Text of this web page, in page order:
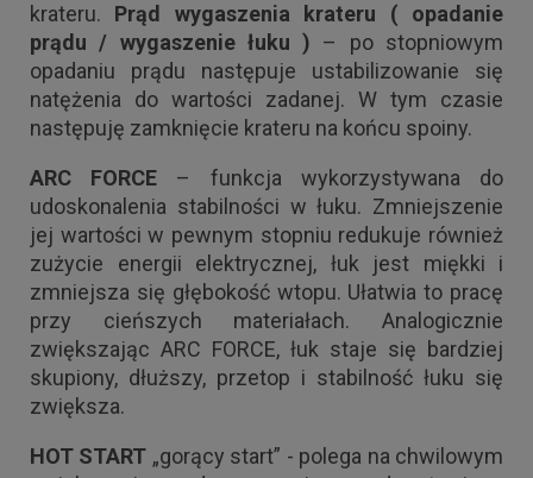
krateru. Prąd wygaszenia krateru ( opadanie
prądu / wygaszenie łuku ) – po stopniowym
opadaniu prądu następuje ustabilizowanie się
natężenia do wartości zadanej. W tym czasie
następuję zamknięcie krateru na końcu spoiny.
ARC FORCE – funkcja wykorzystywana do
udoskonalenia stabilności w łuku. Zmniejszenie
jej wartości w pewnym stopniu redukuje również
zużycie energii elektrycznej, łuk jest miękki i
zmniejsza się głębokość wtopu. Ułatwia to pracę
przy cieńszych materiałach. Analogicznie
zwiększając ARC FORCE, łuk staje się bardziej
skupiony, dłuższy, przetop i stabilność łuku się
zwiększa.
HOT START „gorący start” - polega na chwilowym